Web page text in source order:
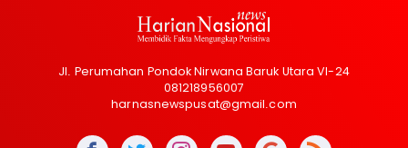
Jl. Perumahan Pondok Nirwana Baruk Utara VI-24
081218956007
harnasnewspusat@gmail.com